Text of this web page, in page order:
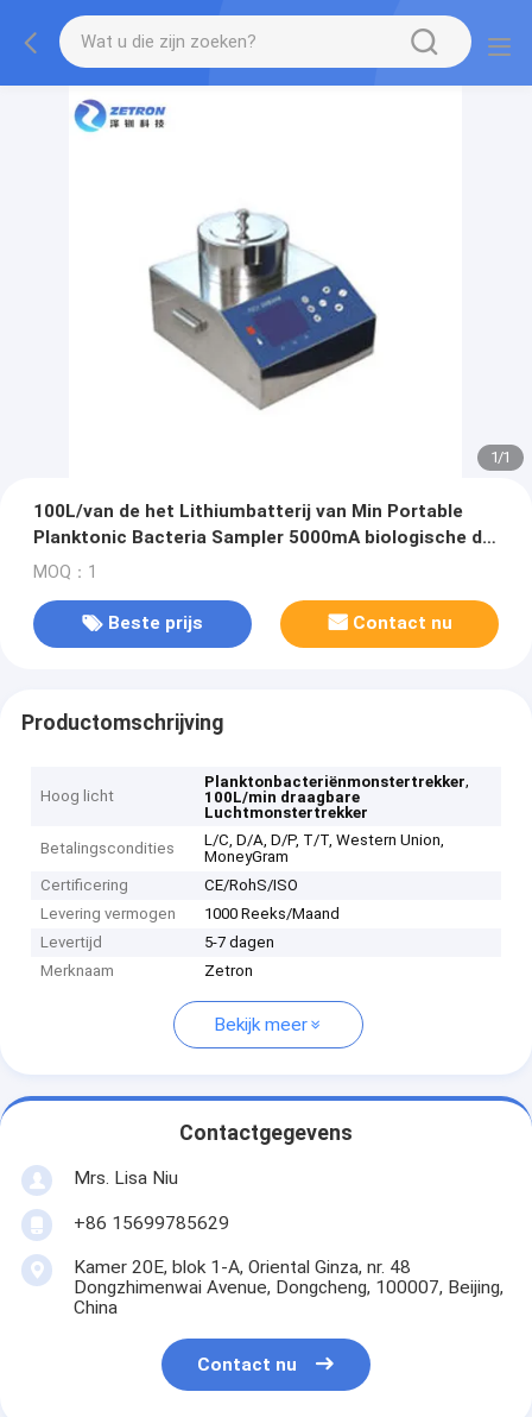
1/1
100L/van de het Lithiumbatterij van Min Portable
Planktonic Bacteria Sampler 5000mA biologische de
luchtmonstertrekker
MOQ：1
Beste prijs Contact nu
Productomschrijving
Hoog licht
Planktonbacteriënmonstertrekker,
100L/min draagbare
Luchtmonstertrekker
Betalingscondities
L/C, D/A, D/P, T/T, Western Union,
MoneyGram
Certificering
CE/RohS/ISO
Levering vermogen
1000 Reeks/Maand
Levertijd
5-7 dagen
Merknaam
Zetron
Bekijk meer
Contactgegevens
Mrs. Lisa Niu
+86 15699785629
Kamer 20E, blok 1-A, Oriental Ginza, nr. 48
Dongzhimenwai Avenue, Dongcheng, 100007, Beijing,
China
Contact nu